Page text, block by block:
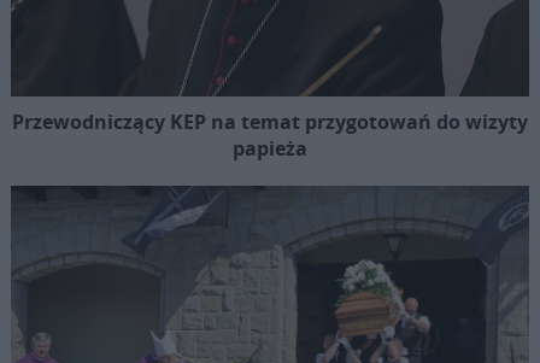
Przewodniczący KEP na temat przygotowań do wizyty
papieża